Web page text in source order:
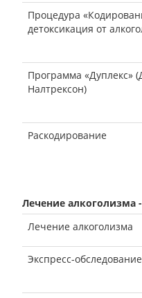
Процедура
детоксикация от
Программа «Дуплекс»
Налтрексон)
Раскодирование
Лечение алкоголизма -
Лечение алкоголизма
Экспресс-